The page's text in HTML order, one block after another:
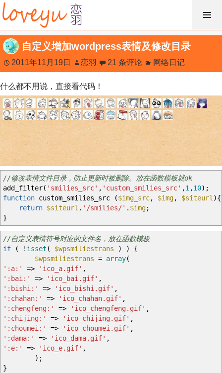
跳
过
内
容
自定义增加wordpress表情及修改目录
2011年11月19日 恋羽 21 条评论 网络日记
什么都不用说，直接看代码！
//修改表情文件目录，防止更新时被删除。放在函数模板就ok
add_filter( 'smilies_src' , 'custom_smilies_src' ,1,10) ;
function custom_smilies_src ($img_src, $img, $siteurl){
return $siteurl . '/smilies/' . $img;
}
//自定义表情符号对应的文件名，放在函数模板
if
( ! isset ( $wpsmiliestrans ) )
{
$wpsmiliestrans = array(
':a:'
=> 'ico_a.gif' ,
':bai:'
=> 'ico_bai.gif' ,
':bishi:'
=> 'ico_bishi.gif' ,
':chahan:'
=> 'ico_chahan.gif' ,
':chengfeng:'
=> 'ico_chengfeng.gif' ,
':chijing:'
=> 'ico_chijing.gif' ,
':choumei:'
=> 'ico_choumei.gif' ,
':dama:'
=> 'ico_dama.gif' ,
':e:'
=> 'ico_e.gif' ,
) ;
}